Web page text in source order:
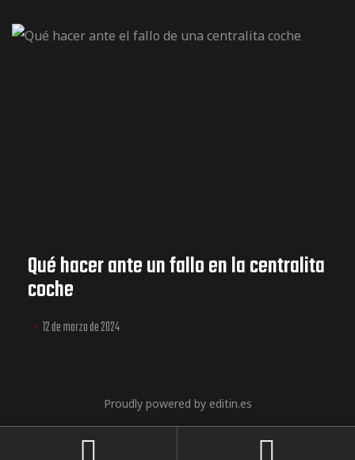
Qué hacer ante un fallo en la centralita
coche
12 de marzo de 2024
Proudly powered by editin.es